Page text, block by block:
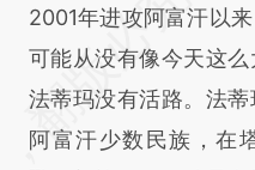
2001年进攻阿富汗以
可能从没有像今天这么
法蒂玛没有活路。法
阿富汗少数民族，在